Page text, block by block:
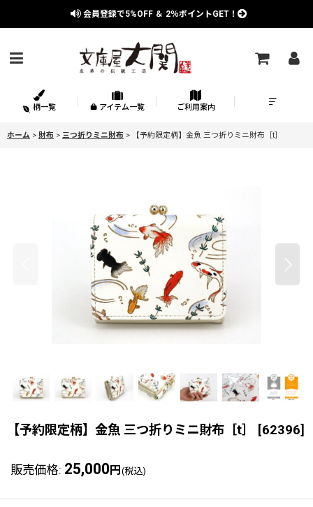
会員登録で5%OFF ＆ 2％ポイントGET！
柄一覧 アイテム一覧 ご利用案内
ホーム > 財布 > 三つ折りミニ財布 > 【予約限定柄】金魚 三つ折りミニ財布［t］
【予約限定柄】金魚 三つ折りミニ財布［t］ [62396]
販売価格: 25,000 円 (税込)